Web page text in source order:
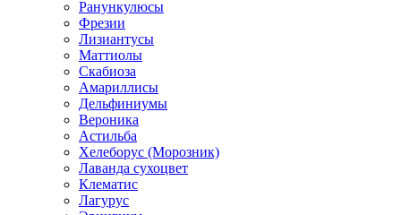
Ранункулюсы
Фрезии
Лизиантусы
Маттиолы
Скабиоза
Амариллисы
Дельфиниумы
Вероника
Астильба
Хелеборус (Морозник)
Лаванда сухоцвет
Клематис
Лагурус